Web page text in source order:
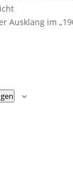
Ausklang im